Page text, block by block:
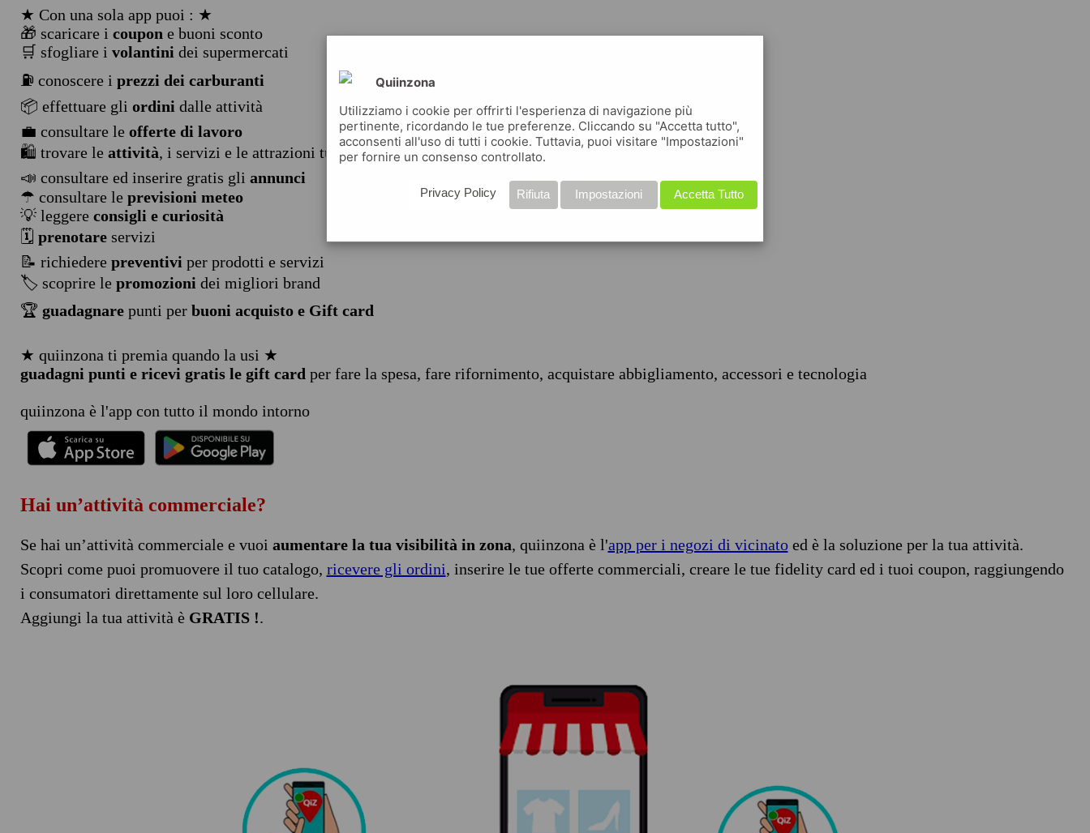
★ Con una sola app puoi : ★
🎁 scaricare i coupon e buoni sconto
🛒 sfogliare i volantini dei supermercati
⛽ conoscere i prezzi dei carburanti
📦 effettuare gli ordini dalle attività
💼 consultare le offerte di lavoro
🛍️ trovare le attività, i servizi e le attrazioni turistiche
📣 consultare ed inserire gratis gli annunci
☂ consultare le previsioni meteo
💡 leggere consigli e curiosità
🗓️ prenotareservizi
📝 richiedere preventivi per prodotti e servizi
🏷️ scoprire le promozioni dei migliori brand
🏆 guadagnarepunti per buoni acquisto e Gift card
★ quiinzona ti premia quando la usi ★
guadagni punti e ricevi gratis le gift card per fare la spesa, fare rifornimento, acquistare abbigliamento, accessori e tecnologia
quiinzona è l'app con tutto il mondo intorno
Hai un’attività commerciale?
Se hai un’attività commerciale e vuoi aumentare la tua visibilità in zona, quiinzona è l'app per i negozi di vicinatoed è la soluzione per la tua attività.
Scopri come puoi promuovere il tuo catalogo, ricevere gli ordini, inserire le tue offerte commerciali, creare le tue fidelity card ed i tuoi coupon, raggiungendo
i consumatori direttamente sul loro cellulare.
Aggiungi la tua attività è GRATIS !.
Quiinzona
Utilizziamo i cookie per offrirti l'esperienza di navigazione più
pertinente, ricordando le tue preferenze. Cliccando su "Accetta tutto",
acconsenti all'uso di tutti i cookie. Tuttavia, puoi visitare "Impostazioni"
per fornire un consenso controllato.
Accetta Tutto
Impostazioni
Rifiuta
Privacy Policy